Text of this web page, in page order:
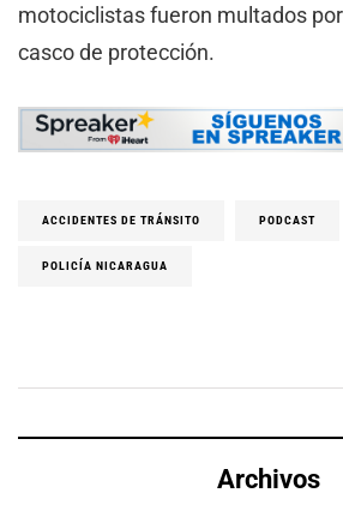
motociclistas fueron multados
casco de protección.
ACCIDENTES DE TRÁNSITO PODCAST
POLICÍA NICARAGUA
Archivos